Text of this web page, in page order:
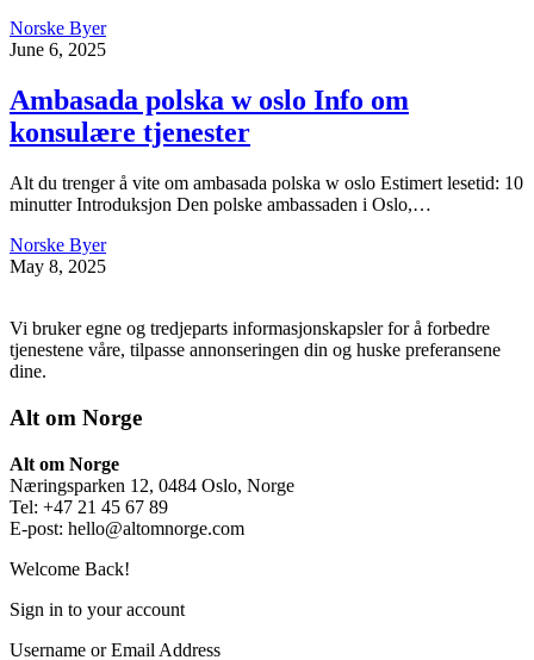
Norske Byer
June 6, 2025
Ambasada polska w oslo Info om
konsulære tjenester
Alt du trenger å vite om ambasada polska w oslo Estimert lesetid: 10
minutter Introduksjon Den polske ambassaden i Oslo,…
Norske Byer
May 8, 2025
Vi bruker egne og tredjeparts informasjonskapsler for å forbedre
tjenestene våre, tilpasse annonseringen din og huske preferansene
dine.
Alt om Norge
Alt om Norge
Næringsparken 12, 0484 Oslo, Norge
Tel: +47 21 45 67 89
E-post: hello@altomnorge.com
Welcome Back!
Sign in to your account
Username or Email Address